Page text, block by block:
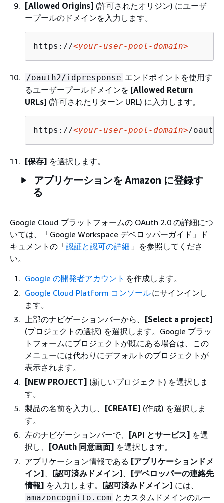
[Allowed Origins] (許可されたオリジン) にユーザ
ープールのドメインを入力します。
https://<your-user-pool-domain>
/oauth2/idpresponse エンドポイントを使用す
るユーザープールドメインを [Allowed Return
URLs] (許可されたリターン URL) に入力します。
https://<your-user-pool-domain>/
[保存] を選択します。
アプリケーションを Amazon に登録す
る
Google Cloud プラットフォームの OAuth 2.0 の詳細につ
いては、「Google Workspace デベロッパーガイド」ド
キュメントの「認証と認可の詳細 」を参照してくださ
い。
Google の開発者アカウント を作成します。
Google Cloud Platform コンソールにサインインし
ます。
上部のナビゲーションバーから、 [Select a project]
(プロジェクトの選択) を選択します。Google プラッ
トフォームにプロジェクトが既にある場合は、この
メニューには代わりにデフォルトのプロジェクトが
表示されます。
[NEW PROJECT] (新しいプロジェクト) を選択しま
す。
製品の名前を入力し、 [CREATE] (作成) を選択しま
す。
左のナビゲーションバーで、 [API とサービス] を選
択し、 [OAuth 同意画面] を選択します。
アプリケーション情報である [アプリケーションドメ
イン]
[認可済みドメイン]
[デベロッパーの連絡先
情報] を入力します。 [認可済みドメイン] には、
amazoncognito.com とカスタムドメインのルー